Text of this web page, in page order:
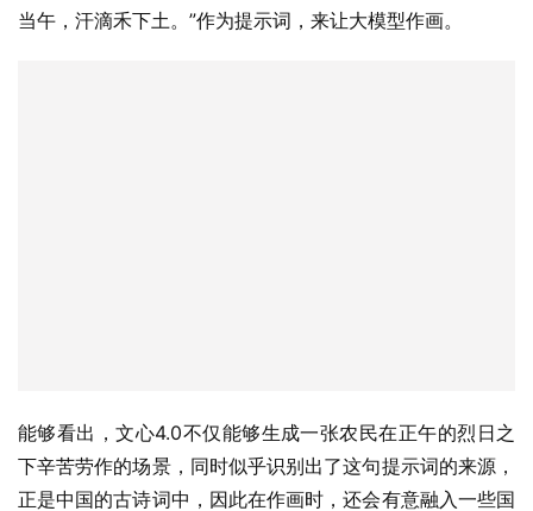
当午，汗滴禾下土。”作为提示词，来让大模型作画。
风水墨的画风，使得整幅画面更加具有历史感与临场感，让
人仿佛回到了古代。